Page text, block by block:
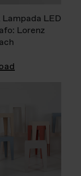
Lampada LED
Lorenz